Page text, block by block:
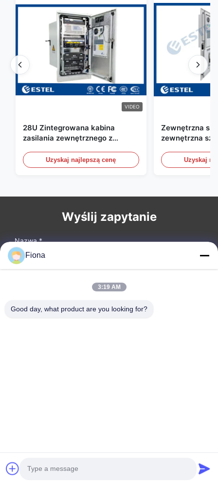
VIDEO
28U Zintegrowana kabina
zasilania zewnętrznego z
Uzyskaj najlepszą cenę
Zewnętrzna
zewnętrzna
wody /Uzyskaj
Wyślij zapytanie
Nazwa *
Fiona
3:19 AM
Good day, what product are you looking for?